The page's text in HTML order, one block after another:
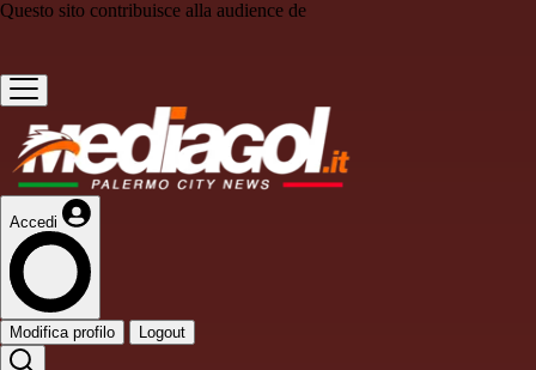
Questo sito contribuisce alla audience de
Accedi
Modifica profilo Logout